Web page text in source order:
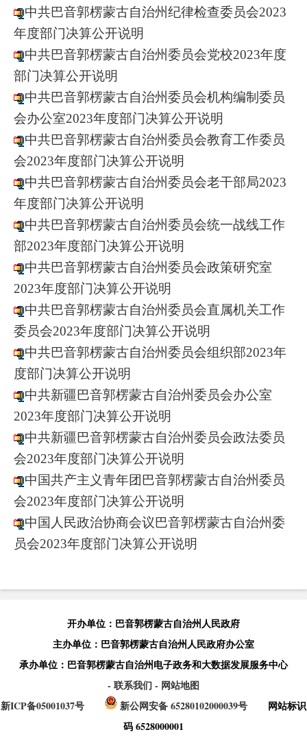
中共巴音郭楞蒙古自治州纪律检查委员会2023
年度部门决算公开说明
中共巴音郭楞蒙古自治州委员会党校2023年度
部门决算公开说明
中共巴音郭楞蒙古自治州委员会机构编制委员
会办公室2023年度部门决算公开说明
中共巴音郭楞蒙古自治州委员会教育工作委员
会2023年度部门决算公开说明
中共巴音郭楞蒙古自治州委员会老干部局2023
年度部门决算公开说明
中共巴音郭楞蒙古自治州委员会统一战线工作
部2023年度部门决算公开说明
中共巴音郭楞蒙古自治州委员会政策研究室
2023年度部门决算公开说明
中共巴音郭楞蒙古自治州委员会直属机关工作
委员会2023年度部门决算公开说明
中共巴音郭楞蒙古自治州委员会组织部2023年
度部门决算公开说明
中共新疆巴音郭楞蒙古自治州委员会办公室
2023年度部门决算公开说明
中共新疆巴音郭楞蒙古自治州委员会政法委员
会2023年度部门决算公开说明
中国共产主义青年团巴音郭楞蒙古自治州委员
会2023年度部门决算公开说明
中国人民政治协商会议巴音郭楞蒙古自治州委
员会2023年度部门决算公开说明
开办单位：巴音郭楞蒙古自治州人民政府
主办单位：巴音郭楞蒙古自治州人民政府办公室
承办单位：巴音郭楞蒙古自治州电子政务和大数据发展服务中心
- 联系我们- 网站地图
新ICP备05001037号
新公网安备 65280102000039号
网站标识
码 6528000001